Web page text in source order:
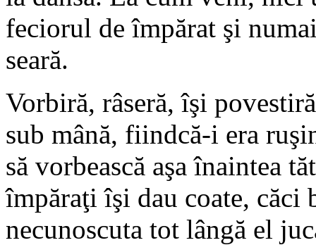
feciorul de împărat şi
seară.
Vorbiră, râseră, îşi
sub mână, fiindcă-i era
să vorbească aşa înaintea
împăraţi îşi dau coate, căci
necunoscuta tot lângă el